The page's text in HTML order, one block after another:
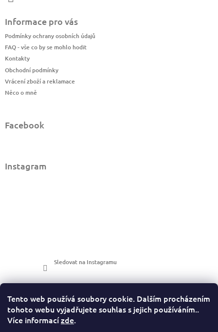
Tento web používá soubory cookie. Dalším procházením
tohoto webu vyjadřujete souhlas s jejich používáním..
Více informacízde.
Informace pro vás
Podmínky ochrany osobních údajů
FAQ - vše co by se mohlo hodit
Kontakty
Obchodní podmínky
Vrácení zboží a reklamace
Něco o mně
Facebook
Instagram
Sledovat na Instagramu